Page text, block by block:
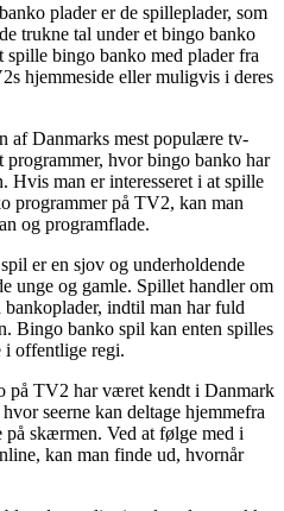
plader er de spilleplader, som
trukne tal under et bingo banko
spille bingo banko med plader fra
hjemmeside eller muligvis i deres
af Danmarks mest populære tv-
programmer, hvor bingo banko har
Hvis man er interesseret i at spille
programmer på TV2, kan man
og programflade.
er en sjov og underholdende
unge og gamle. Spillet handler om
indtil man har fuld
Bingo banko spil kan enten spilles
i offentlige regi.
på TV2 har været kendt i Danmark
seerne kan deltage hjemmefra
på skærmen. Ved at følge med i
kan man finde ud, hvornår